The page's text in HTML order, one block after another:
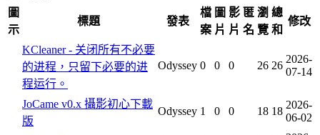
圖
示
標題 發表
檔
案
圖
片
影
片
匿
名
瀏
覽
總
和
修改
KCleaner - 关闭所有不必要
的进程，只留下必要的进
程运行。
Odyssey 0 0 0 26 26
2026-
07-14
JoCame v0.x 攝影初心下載
版
Odyssey 1 0 0 18 18
2026-
06-02